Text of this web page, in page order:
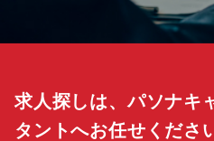
求人探しは、パソナキ
タントへお任せくださ